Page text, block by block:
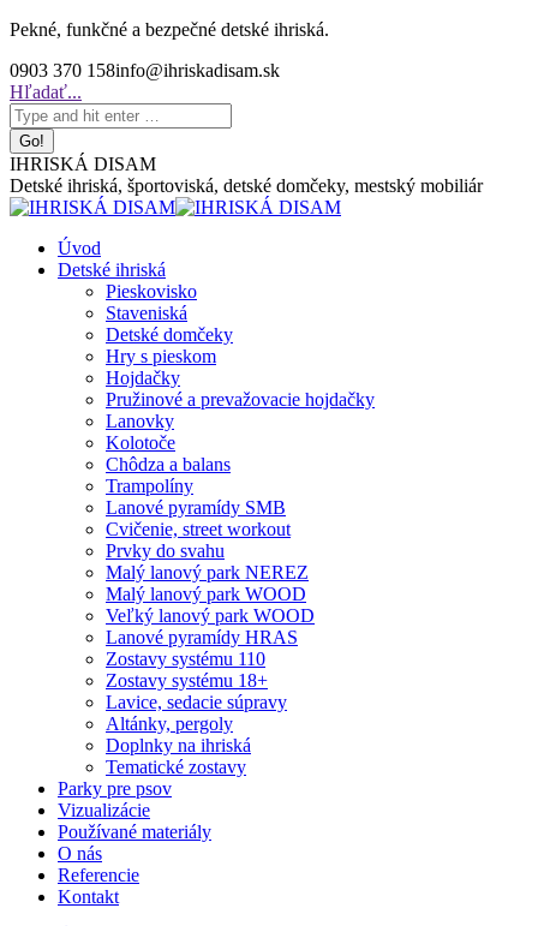
Skip
content
Pekné, funkčné a bezpečné detské ihriská.
0903 370 158info@ihriskadisam.sk
Search:
Hľadať...
IHRISKÁ DISAM
Detské ihriská, športoviská, detské domčeky, mestský mobiliár
Úvod
Detské ihriská
Pieskovisko
Staveniská
Detské domčeky
Hry s pieskom
Hojdačky
Pružinové a prevažovacie hojdačky
Lanovky
Kolotoče
Chôdza a balans
Trampolíny
Lanové pyramídy SMB
Cvičenie, street workout
Prvky do svahu
Malý lanový park NEREZ
Malý lanový park WOOD
Veľký lanový park WOOD
Lanové pyramídy HRAS
Zostavy systému 110
Zostavy systému 18+
Lavice, sedacie súpravy
Altánky, pergoly
Doplnky na ihriská
Tematické zostavy
Parky pre psov
Vizualizácie
Používané materiály
O nás
Referencie
Kontakt